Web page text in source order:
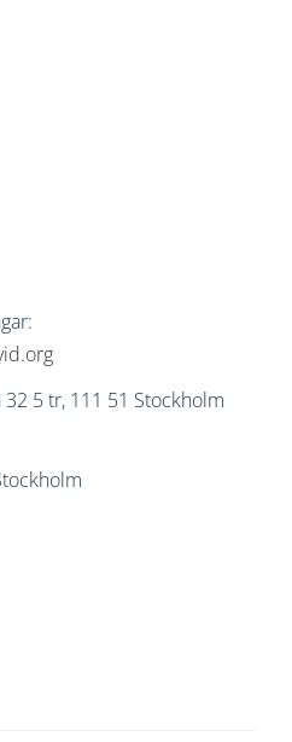
5 tr, 111 51 Stockholm